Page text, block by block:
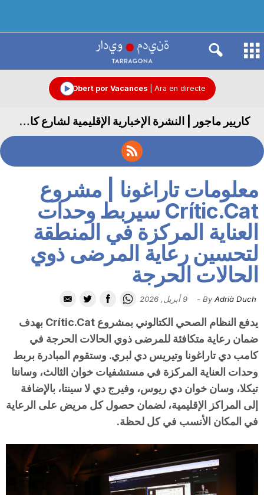
d
o
C
t
a
t
Ara en directe
Obert por Vacances
كاريير ماجور | النشرة الإخبارية الإقليمية لشارع كاريير ماجور
معلومات تاراغونا | مشروع
Crític.Cat سيربط وحدات
العناية المركزة في المنطقة
لتحسين رعاية المرضى ذوي
الحالات الحرجة
By Adrià Duch
- 9 أبريل, 2026
يدفع النظام الصحي الكتالوني بمشروع Crític.Cat بهدف
ضمان رعاية متكافئة للمرضى ذوي الحالات الحرجة في
كامب دي تاراغونا وتيريس دي لبري. وستقوم المبادرة بربط
وحدات العناية المركزة في مستشفيات خوان الثالث، وسانتا
تيكلا، وسان خوان دي ريوس، وفيرج دي لا سينتا، بالإضافة
إلى المراكز الإقليمية، لضمان حصول كل مريض على الرعاية
في المكان الأنسب في كل لحظة.